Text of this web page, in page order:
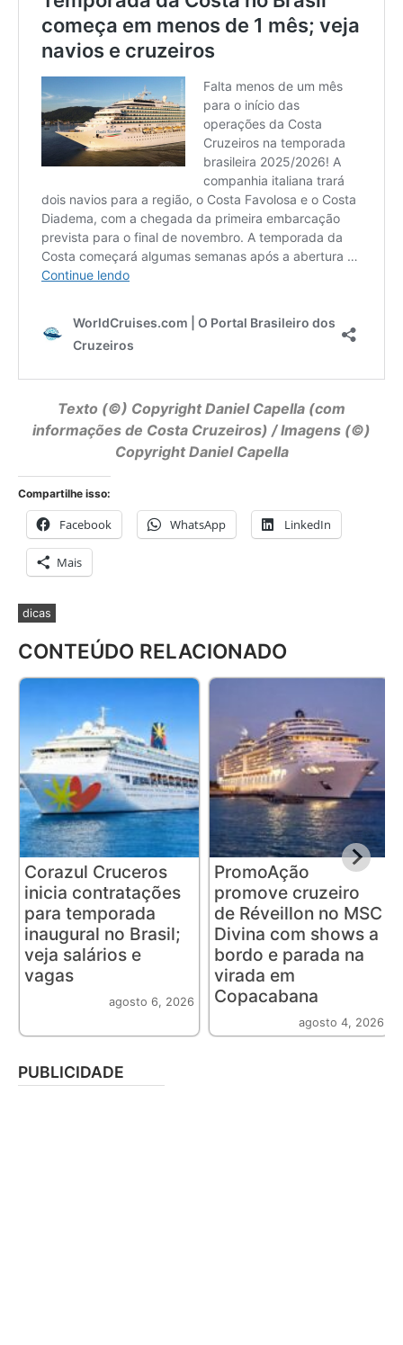
Texto (©) CopyrightDaniel Capella (com
informações de Costa Cruzeiros) / Imagens (©)
Copyright Daniel Capella
Compartilhe isso:
Facebook WhatsApp LinkedIn
Mais
dicas
CONTEÚDO RELACIONADO
Corazul Cruceros
inicia contratações
para temporada
inaugural no Brasil;
veja salários e
vagas
agosto 6, 2026
PromoAção
promove cruzeiro
de Réveillon no MSC
Divina com shows a
bordo e parada na
virada em
Copacabana
agosto 4, 2026
PUBLICIDADE